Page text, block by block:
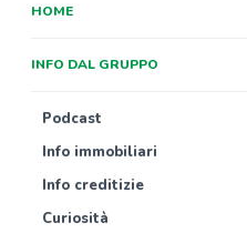
HOME
INFO DAL GRUPPO
Podcast
Info immobiliari
Info creditizie
Curiosità